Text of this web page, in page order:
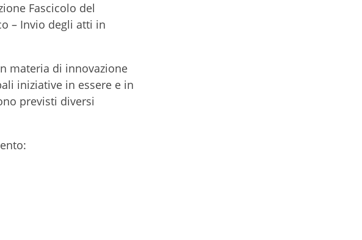
Fascicolo del
– Invio degli atti in
materia di innovazione
iniziative in essere e in
previsti diversi